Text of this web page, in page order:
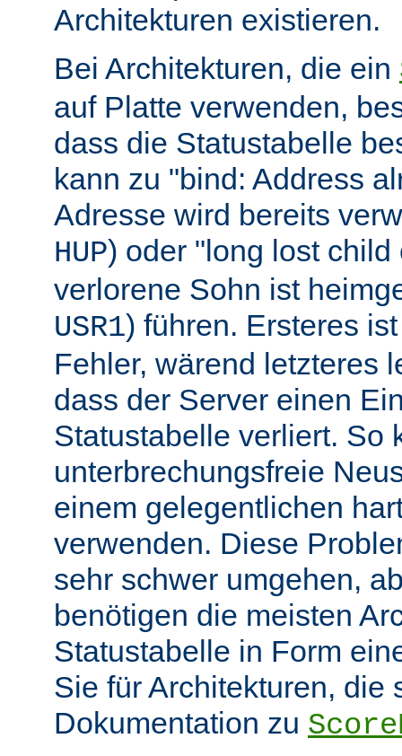
Architekturen existieren.
Bei Architekturen, die ein
auf Platte verwenden,
dass die Statustabelle
kann zu "bind: Address
Adresse wird bereits
HUP) oder "long lost
verlorene Sohn ist
USR1) führen. Ersteres
Fehler, wärend letzteres
dass der Server einen
Statustabelle verliert. So
unterbrechungsfreie
einem gelegentlichen
verwenden. Diese
sehr schwer umgehen,
benötigen die meisten
Statustabelle in Form
Sie für Architekturen, die
Dokumentation zu